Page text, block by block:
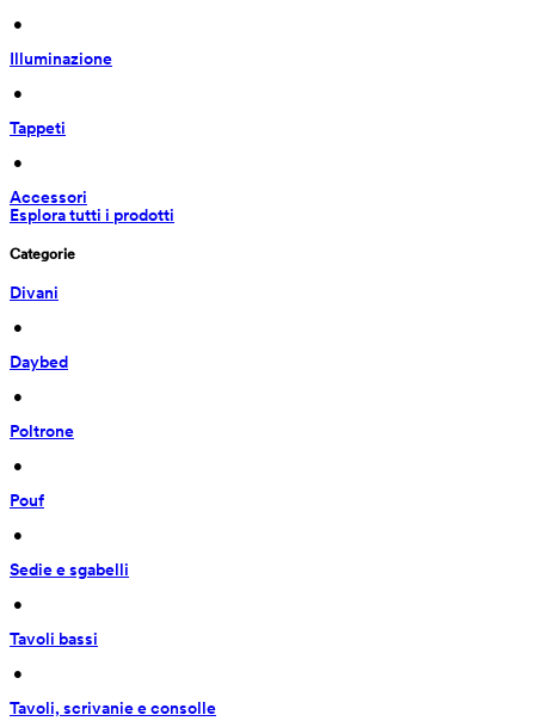
•
Illuminazione
•
Tappeti
•
Accessori
Esplora tutti i prodotti
Categorie
Divani
•
Daybed
•
Poltrone
•
Pouf
•
Sedie e sgabelli
•
Tavoli bassi
•
Tavoli, scrivanie e consolle